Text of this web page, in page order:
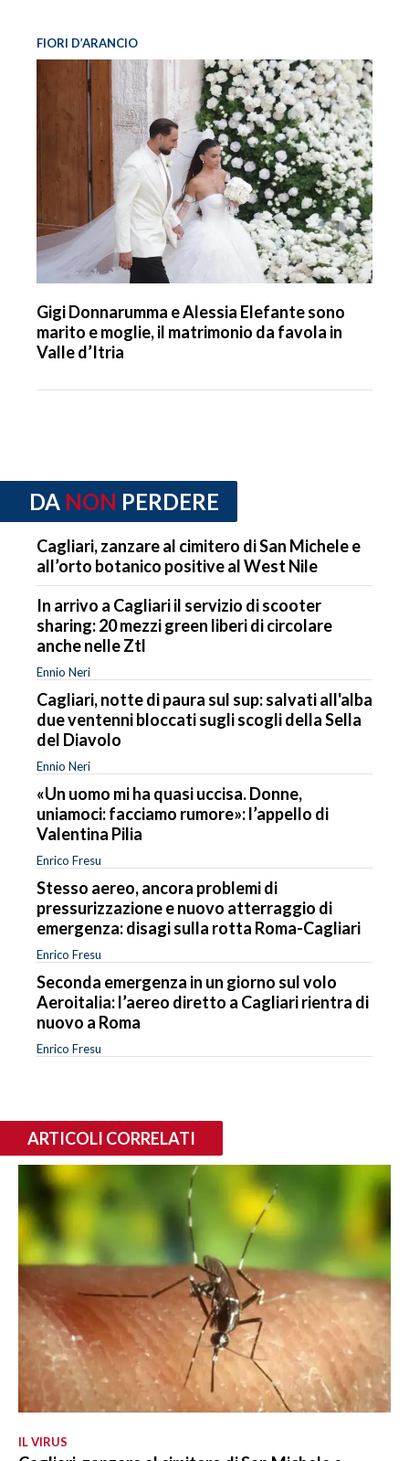
FIORI D’ARANCIO
Gigi Donnarumma e Alessia Elefante sono
marito e moglie, il matrimonio da favola in
Valle d’Itria
DA NON PERDERE
Cagliari, zanzare al cimitero di San Michele e
all’orto botanico positive al West Nile
In arrivo a Cagliari il servizio di scooter
sharing: 20 mezzi green liberi di circolare
anche nelle Ztl
Ennio Neri
Cagliari, notte di paura sul sup: salvati all'alba
due ventenni bloccati sugli scogli della Sella
del Diavolo
Ennio Neri
«Un uomo mi ha quasi uccisa. Donne,
uniamoci: facciamo rumore»: l’appello di
Valentina Pilia
Enrico Fresu
Stesso aereo, ancora problemi di
pressurizzazione e nuovo atterraggio di
emergenza: disagi sulla rotta Roma-Cagliari
Enrico Fresu
Seconda emergenza in un giorno sul volo
Aeroitalia: l’aereo diretto a Cagliari rientra di
nuovo a Roma
Enrico Fresu
ARTICOLI CORRELATI
IL VIRUS